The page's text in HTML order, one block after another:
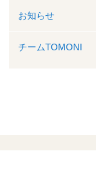
お知らせ
チームTOMONI